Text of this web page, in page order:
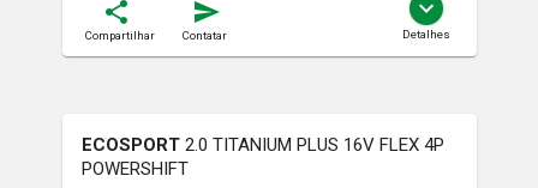
Compartilhar Contatar Detalhes
ECOSPORT 2.0 TITANIUM PLUS 16V FLEX 4P
POWERSHIFT